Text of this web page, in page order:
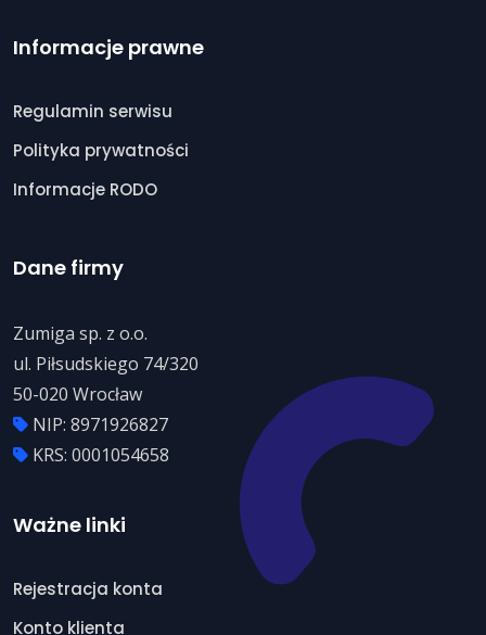
Informacje prawne
Regulamin serwisu
Polityka prywatności
Informacje RODO
Dane firmy
Zumiga sp. z o.o.
ul. Piłsudskiego 74/320
50-020 Wrocław
NIP: 8971926827
KRS: 0001054658
Ważne linki
Rejestracja konta
Konto klienta